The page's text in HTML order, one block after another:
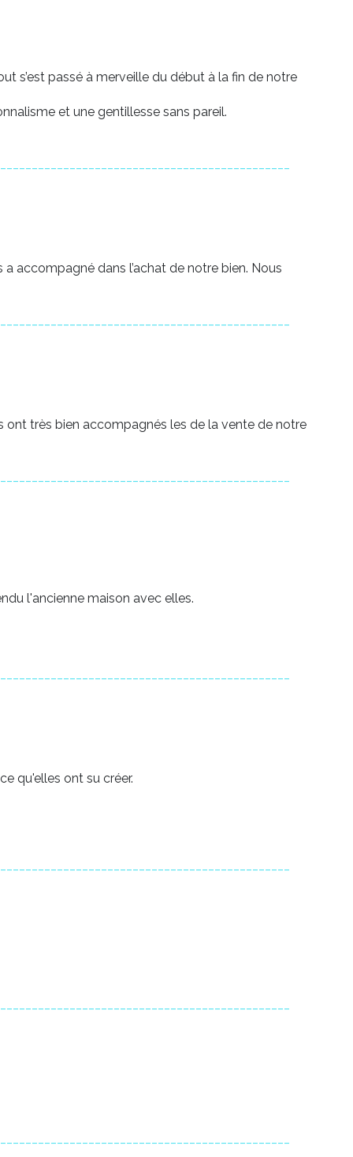
s’est passé à merveille du début à la fin de notre
et une gentillesse sans pareil.
accompagné dans l’achat de notre bien. Nous
ont très bien accompagnés les de la vente de notre
l'ancienne maison avec elles.
qu'elles ont su créer.